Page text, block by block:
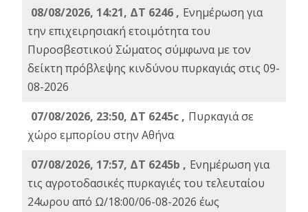
08/08/2026, 14:21, ΔΤ 6246 , Ενημέρωση για
την επιχειρησιακή ετοιμότητα του
Πυροσβεστικού Σώματος σύμφωνα με τον
δείκτη πρόβλεψης κινδύνου πυρκαγιάς στις 09-
08-2026
07/08/2026, 23:50, ΔΤ 6245c , Πυρκαγιά σε
χώρο εμπορίου στην Αθήνα
07/08/2026, 17:57, ΔΤ 6245b , Ενημέρωση για
τις αγροτοδασικές πυρκαγιές του τελευταίου
24ωρου από Ω/18:00/06-08-2026 έως